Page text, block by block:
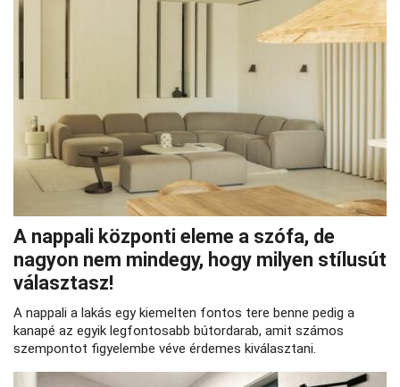
A nappali központi eleme a szófa, de
nagyon nem mindegy, hogy milyen stílusút
választasz!
A nappali a lakás egy kiemelten fontos tere benne pedig a
kanapé az egyik legfontosabb bútordarab, amit számos
szempontot figyelembe véve érdemes kiválasztani.